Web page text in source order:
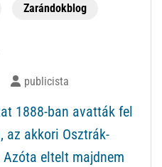
Zarándokblog
publicista
1888-ban avatták fel
az akkori Osztrák-
eltelt majdnem